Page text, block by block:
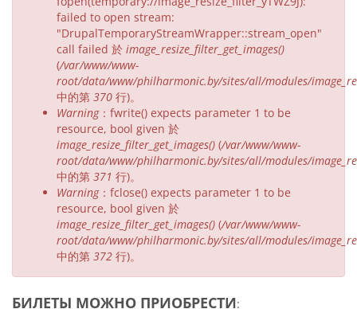
failed to open stream:
"DrupalTemporaryStreamWrapper::stream_open"
call failed 於 image_resize_filter_get_images()
(/var/www/www-
root/data/www/philharmonic.by/sites/all/modules/
中的第 370 行)。
Warning：fwrite() expects parameter 1 to be
resource, bool given 於
image_resize_filter_get_images() (/var/www/www-
root/data/www/philharmonic.by/sites/all/modules/
中的第 371 行)。
Warning：fclose() expects parameter 1 to be
resource, bool given 於
image_resize_filter_get_images() (/var/www/www-
root/data/www/philharmonic.by/sites/all/modules/
中的第 372 行)。
БИЛЕТЫ МОЖНО ПРИОБРЕСТИ: